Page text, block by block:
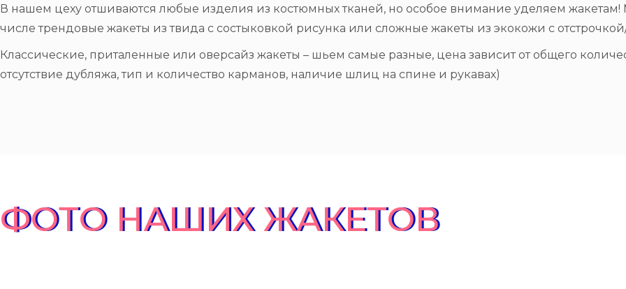
В нашем цеху отшиваются любые изделия из костюмных тканей, но особое внимание уделяем жакетам!
числе трендовые жакеты из твида с состыковкой рисунка или сложные жакеты из экокожи с
Классические, приталенные или оверсайз жакеты – шьем самые разные, цена зависит от общего
отсутствие дубляжа, тип и количество карманов, наличие шлиц на спине и рукавах)
ФОТО НАШИХ ЖАКЕТОВ